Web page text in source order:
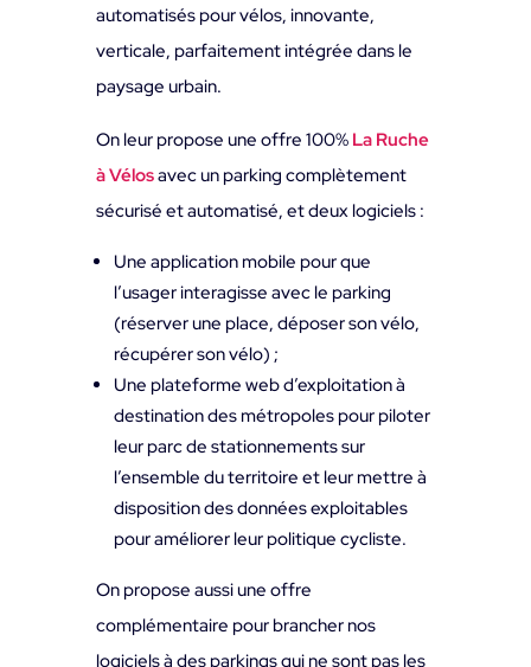
automatisés pour vélos, innovante,
verticale, parfaitement intégrée dans le
paysage urbain.
On leur propose une offre 100% La Ruche
à Vélosavec un parking complètement
sécurisé et automatisé, et deux logiciels :
Une application mobile pour que
l’usager interagisse avec le parking
(réserver une place, déposer son vélo,
récupérer son vélo) ;
Une plateforme web d’exploitation à
destination des métropoles pour piloter
leur parc de stationnements sur
l’ensemble du territoire et leur mettre à
disposition des données exploitables
pour améliorer leur politique cycliste.
On propose aussi une offre
complémentaire pour brancher nos
logiciels à des parkings qui ne sont pas les